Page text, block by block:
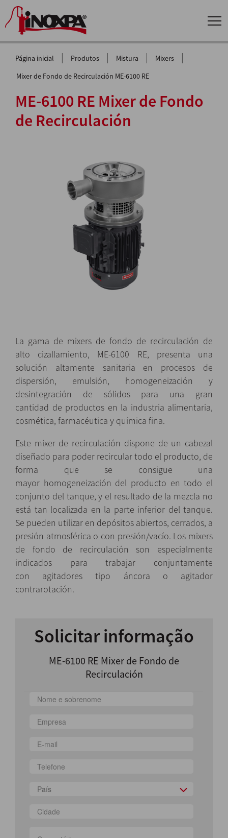
Página inicial | Produtos | Mistura | Mixers |
Mixer de Fondo de Recirculación ME-6100 RE
ME-6100 RE Mixer de Fondo
de Recirculación
La gama de mixers de fondo de recirculación de
alto cizallamiento, ME-6100 RE, presenta una
solución altamente sanitaria en procesos de
dispersión, emulsión, homogeneización y
desintegración de sólidos para una gran
cantidad de productos en la industria alimentaria,
cosmética, farmacéutica y química fina.
Este mixer de recirculación dispone de un cabezal
diseñado para poder recircular todo el producto, de
forma que se consigue una
mayor homogeneización del producto en todo el
conjunto del tanque, y el resultado de la mezcla no
está tan localizada en la parte inferior del tanque.
Se pueden utilizar en depósitos abiertos, cerrados, a
presión atmosférica o con presión/vacío. Los mixers
de fondo de recirculación son especialmente
indicados para trabajar conjuntamente
con agitadores tipo áncora o agitador
contrarotación.
Solicitar informação
ME-6100 RE Mixer de Fondo de
Recirculación
País